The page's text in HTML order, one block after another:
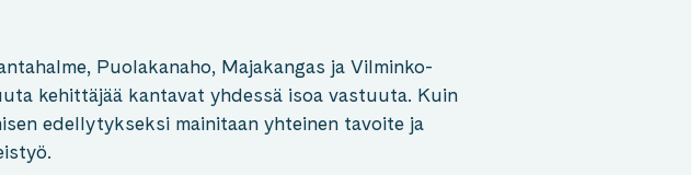
Puolakanaho, Majakangas ja Vilminko-
kehittäjää kantavat yhdessä isoa vastuuta. Kuin
edellytykseksi mainitaan yhteinen tavoite ja